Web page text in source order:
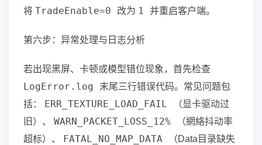
将 TradeEnable=0 改为 1 并重启客户端。
第六步：异常处理与日志分析
若出现黑屏、卡顿或模型错位现象，首先检查
LogError.log
末尾三行错误代码。常见问题包
括： ERR_TEXTURE_LOAD_FAIL
（显卡驱动过
旧）、 WARN_PACKET_LOSS_12%
（網絡抖动率
超标）、 FATAL_NO_MAP_DATA
（Data目录缺失